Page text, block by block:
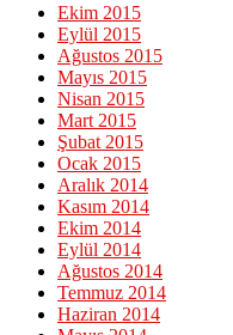
Ekim 2015
Eylül 2015
Ağustos 2015
Mayıs 2015
Nisan 2015
Mart 2015
Şubat 2015
Ocak 2015
Aralık 2014
Kasım 2014
Ekim 2014
Eylül 2014
Ağustos 2014
Temmuz 2014
Haziran 2014